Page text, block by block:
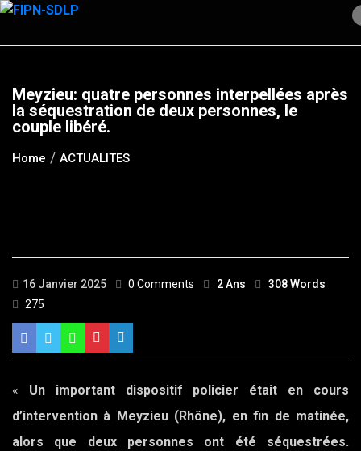
Skip
content
Meyzieu: quatre personnes interpellées après
la séquestration de deux personnes, le
couple libéré.
Home ACTUALITES
16 Janvier 2025 0 Comments 2 Ans
308 Words
275
« Un important dispositif policier était en cours
d’intervention à Meyzieu (Rhône), en fin de matinée,
alors que deux personnes ont été séquestrées.